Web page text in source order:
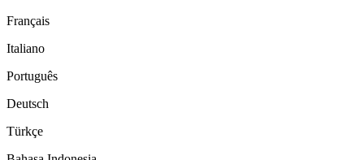
Français
Italiano
Português
Deutsch
Türkçe